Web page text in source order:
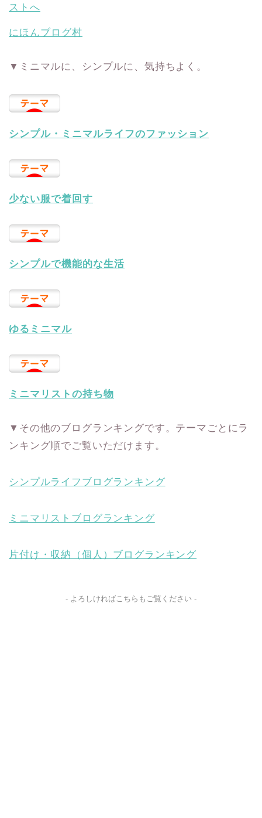
にほんブログ村
▼ミニマルに、シンプルに、気持ちよく。
シンプル・ミニマルライフのファッション
少ない服で着回す
シンプルで機能的な生活
ゆるミニマル
ミニマリストの持ち物
▼その他のブログランキングです。テーマごとにラ
ンキング順でご覧いただけます。
シンプルライフブログランキング
ミニマリストブログランキング
片付け・収納（個人）ブログランキング
- よろしければこちらもご覧ください -